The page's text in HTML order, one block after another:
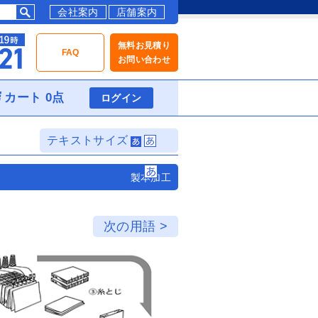
会社案内 店舗案内
FAQ
無料お見積り
お問い合わせ
カート 0点 ログイン
テキストサイズ
製本加工
次の用語 >